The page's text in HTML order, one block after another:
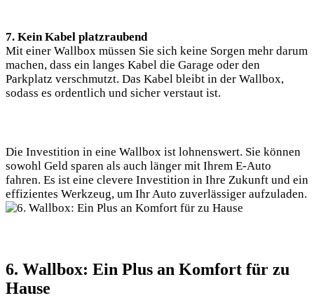
7. Kein Kabel platzraubend
Mit einer Wallbox müssen Sie sich keine Sorgen mehr darum
machen, dass ein langes Kabel die Garage oder den
Parkplatz verschmutzt. Das Kabel bleibt in der Wallbox,
sodass es ordentlich und sicher verstaut ist.
Die Investition in eine Wallbox ist lohnenswert. Sie können
sowohl Geld sparen als auch länger mit Ihrem E-Auto
fahren. Es ist eine clevere Investition in Ihre Zukunft und ein
effizientes Werkzeug, um Ihr Auto zuverlässiger aufzuladen.
6. Wallbox: Ein Plus an Komfort für zu
Hause